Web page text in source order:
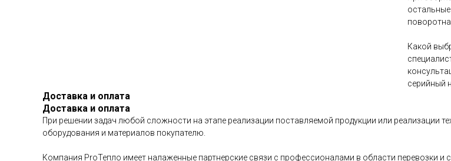
Какой
серийный
Доставка и оплата
Доставка и оплата
При решении задач любой сложности на этапе реализации поставляемой продукции или реализации
оборудования и материалов покупателю.
Компания ProТепло имеет налаженные партнерские связи с профессионалами в области перевозки и